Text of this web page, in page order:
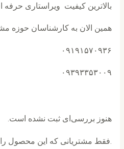
بالاترین کیفیت ویراستاری حرفه
همین الان به کارشناسان حوزه
۰۹۱۹۱۵۷۰۹۳۶
۰۹۳۹۳۳۵۳۰۰۹
هنوز بررسی‌ای ثبت نشده است.
.فقط مشتریانی که این محصول را